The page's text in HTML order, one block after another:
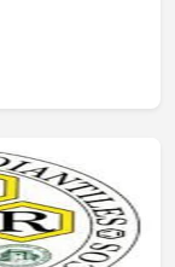
de Químicos de